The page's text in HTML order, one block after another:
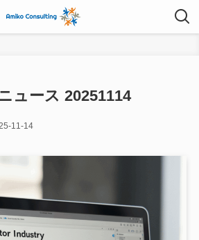
ュース 20251114
11-14